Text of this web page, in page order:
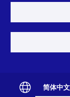
门窗和幕
简体中文